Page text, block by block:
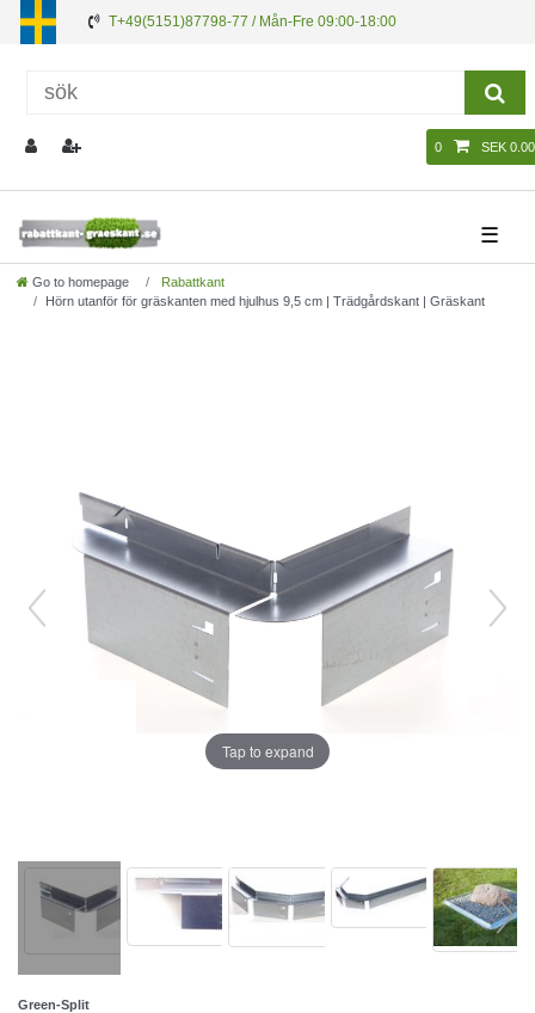
T+49(5151)87798-77 / Mån-Fre 09:00-18:00
0 SEK 0.00
☰
Go to homepage
Rabattkant
Hörn utanför för gräskanten med hjulhus 9,5 cm | Trädgårdskant | Gräskant
Tap to expand
Green-Split